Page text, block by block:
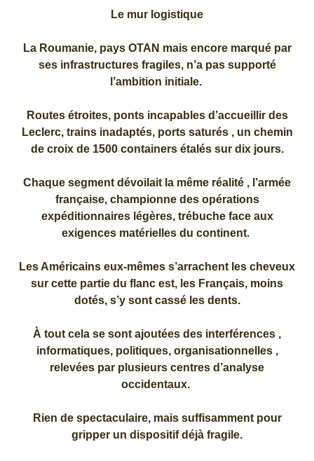
Le mur logistique
La Roumanie, pays OTAN mais encore marqué par
ses infrastructures fragiles, n’a pas supporté
l’ambition initiale.
Routes étroites, ponts incapables d’accueillir des
Leclerc, trains inadaptés, ports saturés , un chemin
de croix de 1500 containers étalés sur dix jours.
Chaque segment dévoilait la même réalité , l’armée
française, championne des opérations
expéditionnaires légères, trébuche face aux
exigences matérielles du continent.
Les Américains eux-mêmes s’arrachent les cheveux
sur cette partie du flanc est, les Français, moins
dotés, s’y sont cassé les dents.
À tout cela se sont ajoutées des interférences ,
informatiques, politiques, organisationnelles ,
relevées par plusieurs centres d’analyse
occidentaux.
Rien de spectaculaire, mais suffisamment pour
gripper un dispositif déjà fragile.